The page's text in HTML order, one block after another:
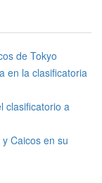
de Tokyo
en la clasificatoria
clasificatorio a
Caicos en su